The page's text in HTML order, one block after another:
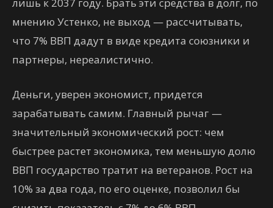
мнению Устенко, не выход — рассчитывать,
что 7% ВВП дадут в виде кредита союзники и
партнеры, нереалистично.
Деньги, уверен экономист, придется
зарабатывать самим. Главный рычаг —
значительный экономический рост: чем
быстрее растет экономика, тем меньшую долю
ВВП государство тратит на ветеранов. Рост на
10% за два года, по его оценке, позволил бы